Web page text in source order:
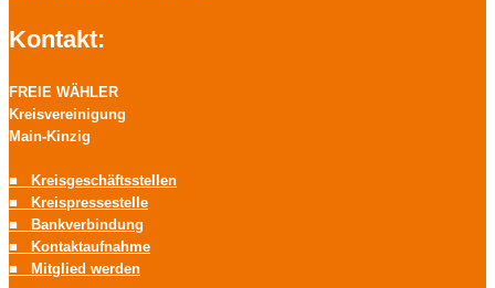
Kontakt:
FREIE WÄHLER
Kreisvereinigung
Main-Kinzig
■ Kreisgeschäftsstellen
■ Kreispressestelle
■ Bankverbindung
■ Kontaktaufnahme
■ Mitglied werden